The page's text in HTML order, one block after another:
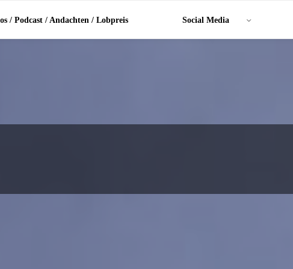
/ Podcast / Andachten / Lobpreis Social Media